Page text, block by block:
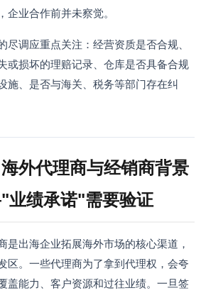
企业合作前并未察觉。
尽调应重点关注：经营资质是否合规、
或损坏的理赔记录、仓库是否具备合规
施、是否与海关、税务等部门存在纠
外代理商与经销商背景
绩承诺"需要验证
是出海企业拓展海外市场的核心渠道，
区。一些代理商为了拿到代理权，会夸
盖能力、客户资源和过往业绩。一旦签